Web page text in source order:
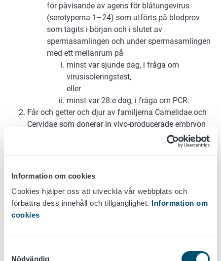
Information om cookies
Cookies hjälper oss att utveckla vår webbplats och
förbättra dess innehåll och tillgänglighet. Information om
cookies
Nödvändig
för påvisande av agens för blåtungevirus
(serotyperna 1–24) som utförts på blodprov
som tagits i början och i slutet av
spermasamlingen och under spermasamlingen
med ett mellanrum på
minst var sjunde dag, i fråga om
virusisoleringstest,
eller
minst var 28:e dag, i fråga om PCR.
Får och getter och djur av familjerna Camelidae och
Cervidae som donerar in vivo-producerade embryon
samt nötkreatur, får och getter och djur av familjerna
Camelidae och Cervidae som donerar oocyter för in
följande villkor:
medlemsstat som varit fri från infektion med
blåtungevirus (serotyperna 1–24) under minst
period under minst 60 dagar före samlingen av